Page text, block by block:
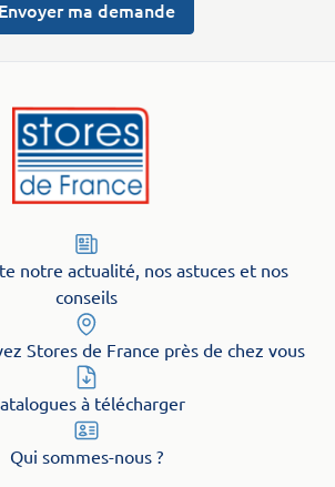
Envoyer ma demande
notre actualité, nos astuces et nos
conseils
Stores de France près de chez vous
à télécharger
Qui sommes-nous ?